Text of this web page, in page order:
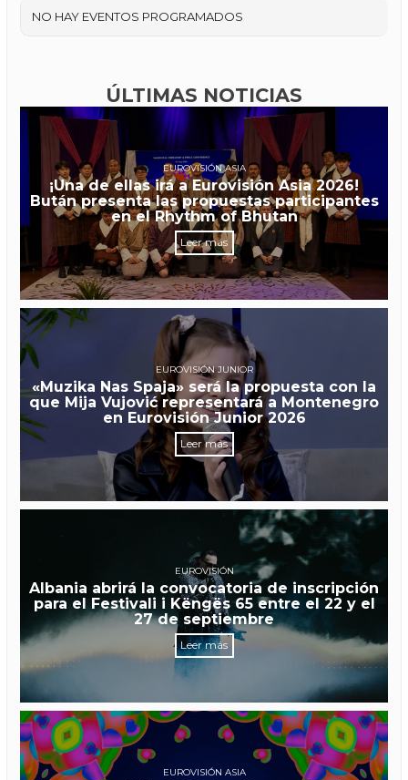
NO HAY EVENTOS PROGRAMADOS
ÚLTIMAS NOTICIAS
EUROVISIÓN ASIA
¡Una de ellas irá a Eurovisión Asia 2026!
Bután presenta las propuestas participantes
en el Rhythm of Bhutan
Leer más
EUROVISIÓN JUNIOR
«Muzika Nas Spaja» será la propuesta con la
que Mija Vujović representará a Montenegro
en Eurovisión Junior 2026
Leer más
EUROVISIÓN
Albania abrirá la convocatoria de inscripción
para el Festivali i Këngës 65 entre el 22 y el
27 de septiembre
Leer más
EUROVISIÓN ASIA